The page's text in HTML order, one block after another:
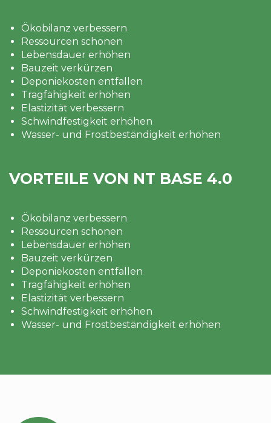
Ökobilanz verbessern
Ressourcen schonen
Lebensdauer erhöhen
Bauzeit verkürzen
Deponiekosten entfallen
Tragfähigkeit erhöhen
Elastizität verbessern
Schwindfestigkeit erhöhen
Wasser- und Frostbeständigkeit erhöhen
VORTEILE VON NT BASE 4.0
Ökobilanz verbessern
Ressourcen schonen
Lebensdauer erhöhen
Bauzeit verkürzen
Deponiekosten entfallen
Tragfähigkeit erhöhen
Elastizität verbessern
Schwindfestigkeit erhöhen
Wasser- und Frostbeständigkeit erhöhen